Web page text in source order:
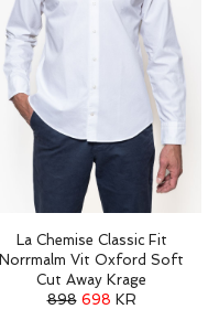
La Chemise Classic Fit
Norrmalm Vit Oxford Soft
Cut Away Krage
898 698 KR